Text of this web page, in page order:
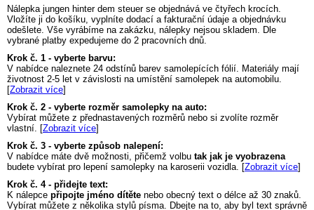
Nálepka jungen hinter dem steuerse objednává ve čtyřech krocích.
Vložíte ji do košíku, vyplníte dodací a fakturační údaje a objednávku
odešlete. Vše vyrábíme na zakázku, nálepky nejsou skladem. Dle
vybrané platby expedujeme do 2 pracovních dnů.
Krok č. 1 - vyberte barvu:
V nabídce naleznete 24 odstínů barev samolepících fólií. Materiály mají
životnost 2-5 let v závislosti na umístění samolepek na automobilu.
[Zobrazit více]
Krok č. 2 - vyberte rozměr samolepky na auto:
Vybírat můžete z přednastavených rozměrů nebo si zvolíte rozměr
vlastní. [Zobrazit více]
Krok č. 3 - vyberte způsob nalepení:
V nabídce máte dvě možnosti, přičemž volbu tak jak je vyobrazena
budete vybírat pro lepení samolepky na karoserii vozidla. [Zobrazit více]
Krok č. 4 - přidejte text:
K nálepce připojte jméno dítěte nebo obecný text o délce až 30 znaků.
Vybírat můžete z několika stylů písma. Dbejte na to, aby byl text správně